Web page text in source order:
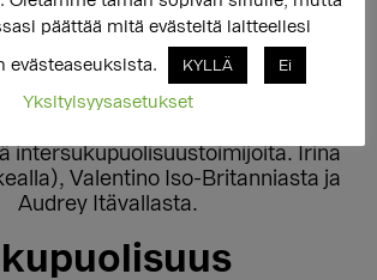
intersukupuolisuustoimijoita. Irina
Valentino Iso-Britanniasta ja
Audrey Itävallasta.
päättää mitä evästeitä laitteellesi
evästeaseuksista. KYLLÄ Ei
Yksityisyysasetukset